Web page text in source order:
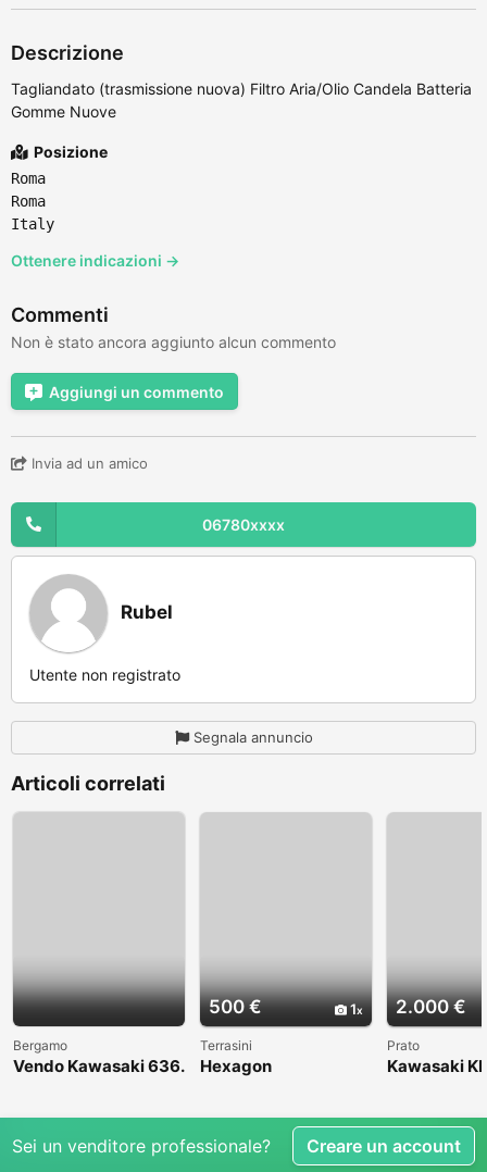
Descrizione
Tagliandato (trasmissione nuova) Filtro Aria/Olio Candela Batteria
Gomme Nuove
Posizione
Roma
Roma
Italy
Ottenere indicazioni →
Commenti
Non è stato ancora aggiunto alcun commento
Aggiungi un commento
Invia ad un amico
06780xxxx
Rubel
Utente non registrato
Segnala annuncio
Articoli correlati
Bergamo
Vendo Kawasaki 636.
500 € 1
Terrasini
Hexagon
2.000 €
Prato
Kawasaki
Sei un venditore professionale? Creare un account